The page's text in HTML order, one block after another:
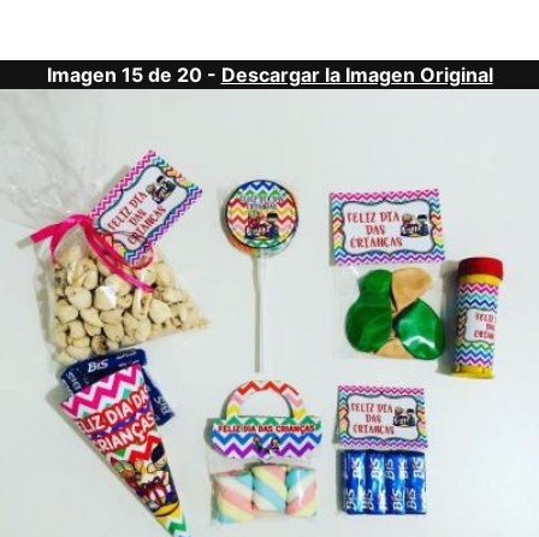
Imagen 15 de 20 - Descargar la Imagen Original